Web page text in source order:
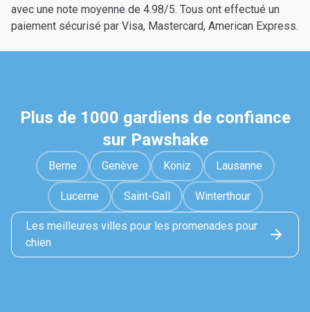
avec une note moyenne de 4.98/5. Tous ont effectué un
paiement sécurisé par Visa, Mastercard, American Express.
Plus de 1000 gardiens de confiance
sur Pawshake
Berne Genève Köniz Lausanne
Lucerne Saint-Gall Winterthour
Les meilleures villes pour les promenades pour
chien